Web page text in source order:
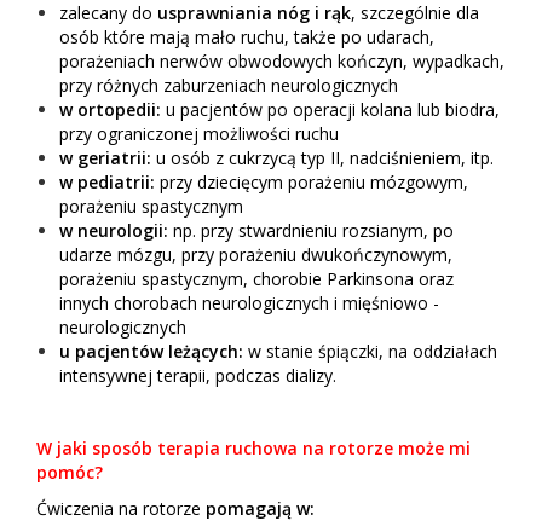
zalecany do usprawniania nóg i rąk, szczególnie dla
osób które mają mało ruchu, także po udarach,
porażeniach nerwów obwodowych kończyn, wypadkach,
przy różnych zaburzeniach neurologicznych
w ortopedii: u pacjentów po operacji kolana lub biodra,
przy ograniczonej możliwości ruchu
w geriatrii: u osób z cukrzycą typ II, nadciśnieniem, itp.
w pediatrii: przy dziecięcym porażeniu mózgowym,
porażeniu spastycznym
w neurologii: np. przy stwardnieniu rozsianym, po
udarze mózgu, przy porażeniu dwukończynowym,
porażeniu spastycznym, chorobie Parkinsona oraz
innych chorobach neurologicznych i mięśniowo -
neurologicznych
u pacjentów leżących: w stanie śpiączki, na oddziałach
intensywnej terapii, podczas dializy.
W jaki sposób terapia ruchowa na rotorze może mi
pomóc?
Ćwiczenia na rotorze pomagają w: